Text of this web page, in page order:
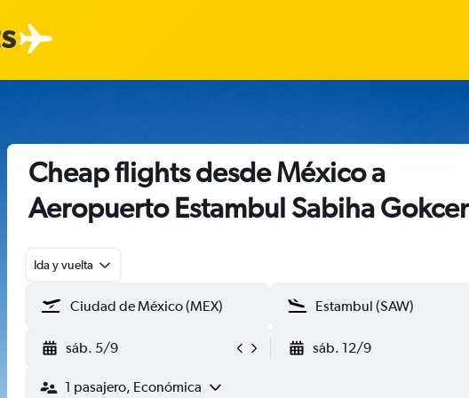
Cheap flights desde México a
Aeropuerto Estambul Sabiha
Ida y vuelta
sáb. 5/9 sáb. 12/9
1 pasajero, Económica